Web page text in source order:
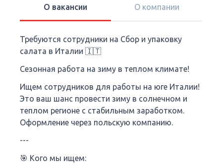
О вакансии О компании
Требуются сотрудники на Сбор и упаковку
салата в Италии 🇮🇹
Сезонная работа на зиму в теплом климате!
Ищем сотрудников для работы на юге Италии!
Это ваш шанс провести зиму в солнечном и
теплом регионе с стабильным заработком.
Оформление через польскую компанию.
---
🎯 Кого мы ищем: